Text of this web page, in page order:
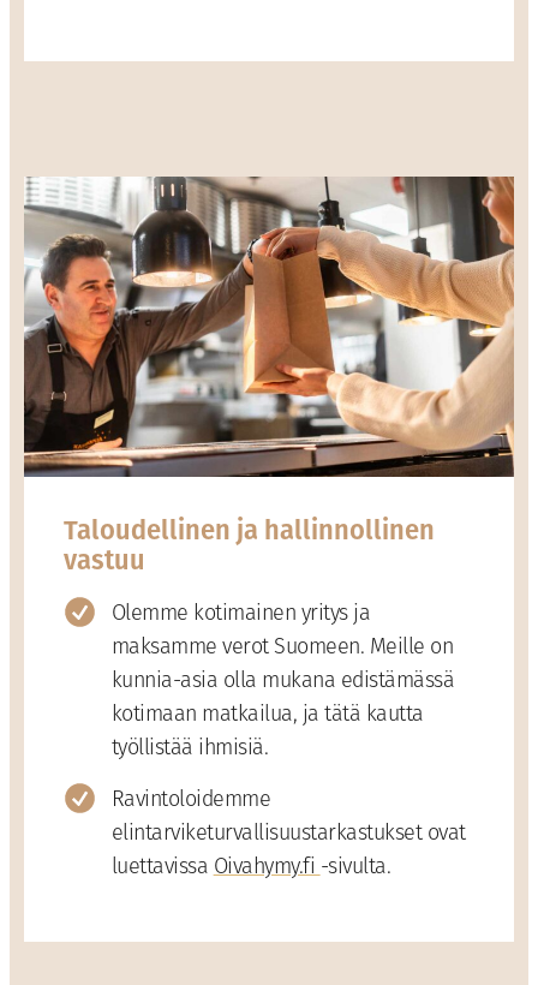
Taloudellinen ja hallinnollinen
vastuu
Olemme kotimainen yritys ja
maksamme verot Suomeen. Meille on
kunnia-asia olla mukana edistämässä
kotimaan matkailua, ja tätä kautta
työllistää ihmisiä.
Ravintoloidemme
elintarviketurvallisuustarkastukset ovat
luettavissa Oivahymy.fi -sivulta.